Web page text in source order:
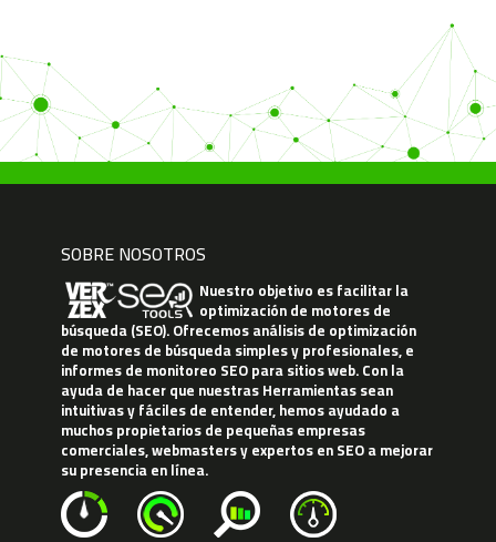
SOBRE NOSOTROS
Nuestro objetivo es facilitar la
optimización de motores de
búsqueda (SEO). Ofrecemos análisis de optimización
de motores de búsqueda simples y profesionales, e
informes de monitoreo SEO para sitios web. Con la
ayuda de hacer que nuestras Herramientas sean
intuitivas y fáciles de entender, hemos ayudado a
muchos propietarios de pequeñas empresas
comerciales, webmasters y expertos en SEO a mejorar
su presencia en línea.